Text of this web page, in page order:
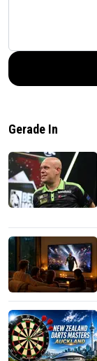
Gerade In